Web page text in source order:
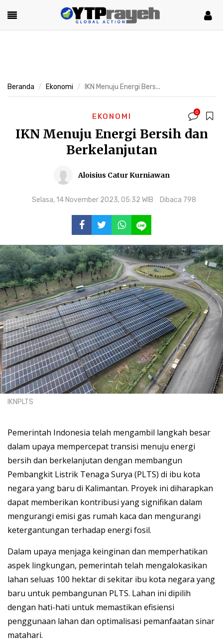
Beranda Ekonomi IKN Menuju Energi Bers...
EKONOMI 0
IKN Menuju Energi Bersih dan
Berkelanjutan
Aloisius Catur Kurniawan
Selasa, 14 November 2023, 05:32 WIB Dibaca 798
IKNPLTS
Pemerintah Indonesia telah mengambil langkah besar
dalam upaya mempercepat transisi menuju energi
bersih dan berkelanjutan dengan membangun
Pembangkit Listrik Tenaga Surya (PLTS) di ibu kota
negara yang baru di Kalimantan. Proyek ini diharapkan
dapat memberikan kontribusi yang signifikan dalam
mengurangi emisi gas rumah kaca dan mengurangi
ketergantungan terhadap energi fosil.
Dalam upaya menjaga keinginan dan memperhatikan
aspek lingkungan, pemerintah telah mengalokasikan
lahan seluas 100 hektar di sekitar ibu kota negara yang
baru untuk pembangunan PLTS. Lahan ini dipilih
dengan hati-hati untuk memastikan efisiensi
penggunaan lahan dan optimalisasi pemanfaatan sinar
matahari.